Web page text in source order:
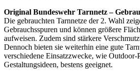
Original Bundeswehr Tarnnetz –
Die gebrauchten Tarnnetze der 2. Wahl
Gebrauchsspuren und können größere
aufweisen. Zudem sind stärkere
Dennoch bieten sie weiterhin eine gute
verschiedene Einsatzzwecke, wie Outdoor-
Gestaltungsideen, bestens geeignet.